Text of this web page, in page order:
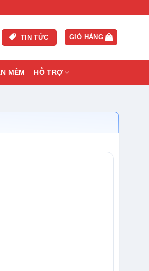
chính hãng, bảo hành , hỗ trợ nhanh.
TIN TỨC GIỎ HÀNG
MỀM HỖ TRỢ